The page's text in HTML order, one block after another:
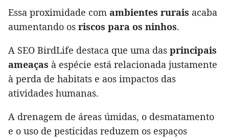
Essa proximidade com ambientes rurais acaba
aumentando os riscos para os ninhos.
A SEO BirdLife destaca que uma das principais
ameaças à espécie está relacionada justamente
à perda de habitats e aos impactos das
atividades humanas.
A drenagem de áreas úmidas, o desmatamento
e o uso de pesticidas reduzem os espaços